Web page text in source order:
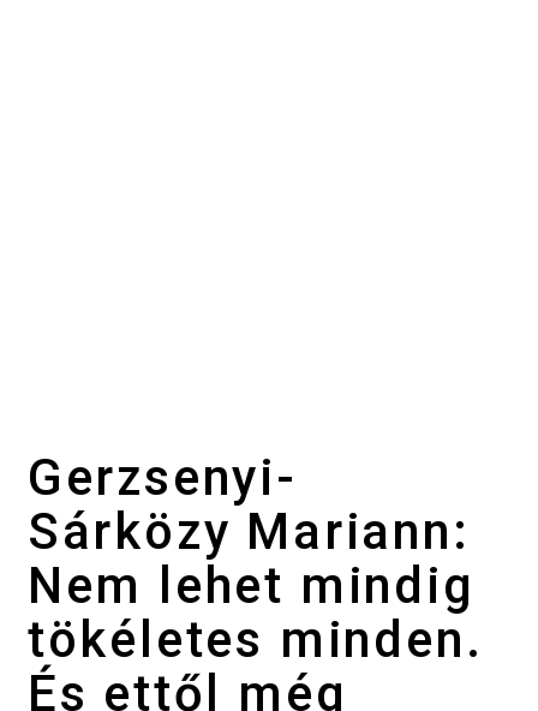
Gerzsenyi-
Sárközy Mariann:
Nem lehet mindig
tökéletes minden.
És ettől még